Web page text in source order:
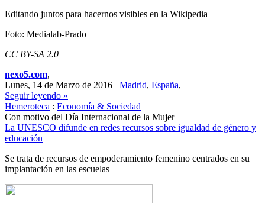
Editando juntos para hacernos visibles en la Wikipedia
Foto: Medialab-Prado
CC BY-SA 2.0
nexo5.com,
Lunes, 14 de Marzo de 2016 Madrid, España,
Seguir leyendo »
Hemeroteca : Economía & Sociedad
Con motivo del Día Internacional de la Mujer
La UNESCO difunde en redes recursos sobre igualdad de género y
educación
Se trata de recursos de empoderamiento femenino centrados en su
implantación en las escuelas